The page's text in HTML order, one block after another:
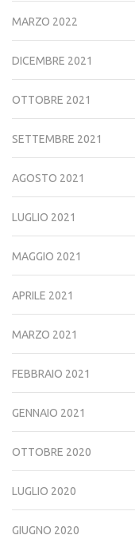
MARZO 2022
DICEMBRE 2021
OTTOBRE 2021
SETTEMBRE 2021
AGOSTO 2021
LUGLIO 2021
MAGGIO 2021
APRILE 2021
MARZO 2021
FEBBRAIO 2021
GENNAIO 2021
OTTOBRE 2020
LUGLIO 2020
GIUGNO 2020